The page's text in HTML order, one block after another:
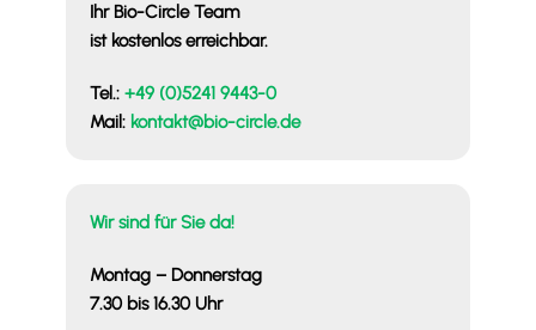
Ihr Bio-Circle Team
ist kostenlos erreichbar.
Tel.: +49 (0)5241 9443-0
Mail: kontakt@bio-circle.de
Wir sind für Sie da!
Montag – Donnerstag
7.30 bis 16.30 Uhr